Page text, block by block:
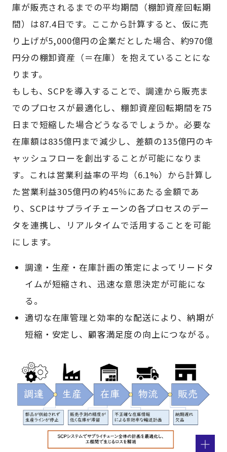
庫が販売されるまでの平均期間（棚卸資産回転期
間）は87.4日です。ここから計算すると、仮に売
り上げが5,000億円の企業だとした場合、約970億
円分の棚卸資産（＝在庫）を抱えていることにな
ります。
もしも、SCPを導入することで、調達から販売ま
でのプロセスが最適化し、棚卸資産回転期間を75
日まで短縮した場合どうなるでしょうか。必要な
在庫額は835億円まで減少し、差額の135億円のキ
ャッシュフローを創出することが可能になりま
す。これは営業利益率の平均（6.1%）から計算し
た営業利益305億円の約45％にあたる金額であ
り、SCPはサプライチェーンの各プロセスのデー
タを連携し、リアルタイムで活用することを可能
にします。
調達・生産・在庫計画の策定によってリードタ
イムが短縮され、迅速な意思決定が可能にな
る。
適切な在庫管理と効率的な配送により、納期が
短縮・安定し、顧客満足度の向上につながる。